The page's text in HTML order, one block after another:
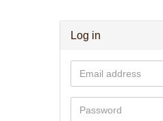
Log in
Email
address
Password